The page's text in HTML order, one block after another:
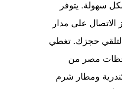
سهولة. يتوفر
الاتصال على مدار
لتلقي حجزك. تغطي
مصر من
ومطار شرم